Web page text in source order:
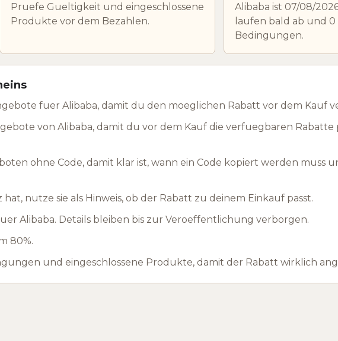
Pruefe Gueltigkeit und eingeschlossene
Produkte vor dem Bezahlen.
Alibaba ist 07/08/
laufen bald ab und
Bedingungen.
fuer Alibaba, damit du den moeglichen Rabatt vor dem Kauf
von Alibaba, damit du vor dem Kauf die verfuegbaren
ohne Code, damit klar ist, wann ein Code kopiert werden muss
nutze sie als Hinweis, ob der Rabatt zu deinem Einkauf passt.
Alibaba. Details bleiben bis zur Veroeffentlichung verborgen.
80%.
und eingeschlossene Produkte, damit der Rabatt wirklich